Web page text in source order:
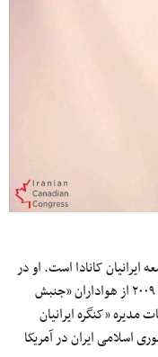
ایرانیان کانادا است. او در
سال ۲۰۰۵ از ایران به کانادا مهاجرت کرد و درسال ۲۰۰۹ از هواداران «جنبش
«کنگره ایرانیان
اسلامی ایران در آمریکا